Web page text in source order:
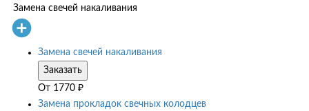
Замена свечей накаливания
Замена свечей накаливания
Заказать
От 1770 ₽
Замена прокладок свечных колодцев